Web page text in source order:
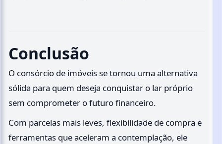
Conclusão
O consórcio de imóveis se tornou uma alternativa
sólida para quem deseja conquistar o lar próprio
sem comprometer o futuro financeiro.
Com parcelas mais leves, flexibilidade de compra e
ferramentas que aceleram a contemplação, ele